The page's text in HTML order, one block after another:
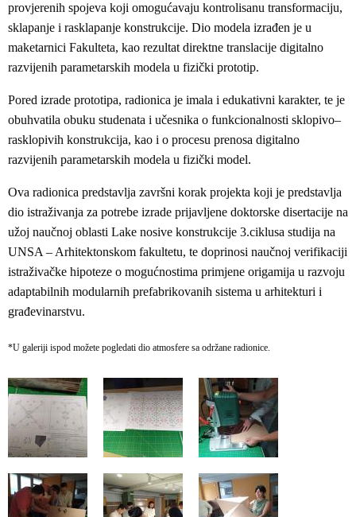
provjerenih spojeva koji omogućavaju kontrolisanu transformaciju,
sklapanje i rasklapanje konstrukcije. Dio modela izrađen je u
maketarnici Fakulteta, kao rezultat direktne translacije digitalno
razvijenih parametarskih modela u fizički prototip.
Pored izrade prototipa, radionica je imala i edukativni karakter, te je
obuhvatila obuku studenata i učesnika o funkcionalnosti sklopivo–
rasklopivih konstrukcija, kao i o procesu prenosa digitalno
razvijenih parametarskih modela u fizički model.
Ova radionica predstavlja završni korak projekta koji je predstavlja
dio istraživanja za potrebe izrade prijavljene doktorske disertacije na
užoj naučnoj oblasti Lake nosive konstrukcije 3.ciklusa studija na
UNSA – Arhitektonskom fakultetu, te doprinosi naučnoj verifikaciji
istraživačke hipoteze o mogućnostima primjene origamija u razvoju
adaptabilnih modularnih prefabrikovanih sistema u arhitekturi i
građevinarstvu.
*U galeriji ispod možete pogledati dio atmosfere sa održane radionice.